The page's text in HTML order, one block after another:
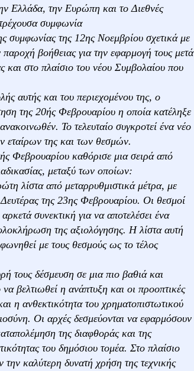
Ελλάδα, την Ευρώπη και το Διεθνές
συμφωνία
συμφωνίας της 12ης Νοεμβρίου σχετικά με
βοήθειας για την εφαρμογή τους μετά
στο πλαίσιο του νέου Συμβολαίου που
αυτής και του περιεχομένου της, ο
της 20ής Φεβρουαρίου η οποία κατέληξε
Το τελευταίο συγκροτεί ένα νέο
εταίρων της και των θεσμών.
Φεβρουαρίου καθόρισε μια σειρά από
μεταξύ των οποίων:
λίστα από μεταρρυθμιστικά μέτρα, με
της 23ης Φεβρουαρίου. Οι θεσμοί
συνεκτική για να αποτελέσει ένα
της αξιολόγησης. Η λίστα αυτή
με τους θεσμούς ως το τέλος
τους δέσμευση σε μια πιο βαθιά και
βελτιωθεί η ανάπτυξη και οι προοπτικές
η ανθεκτικότητα του χρηματοπιστωτικού
Οι αρχές δεσμεύονται να εφαρμόσουν
της διαφθοράς και της
του δημόσιου τομέα. Στο πλαίσιο
την καλύτερη δυνατή χρήση της τεχνικής